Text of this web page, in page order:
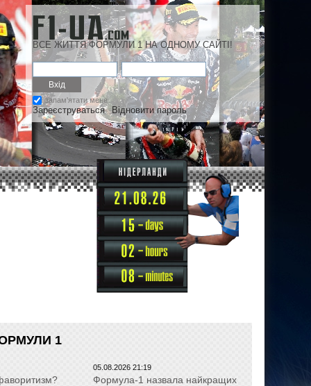
ВСЕ ЖИТТЯ ФОРМУЛИ 1 НА ОДНОМУ САЙТІ!
запам'ятати мене
Зареєструваться Відновити пароль
1
05.08.2026 21:19
Формула-1 назвала найкращих